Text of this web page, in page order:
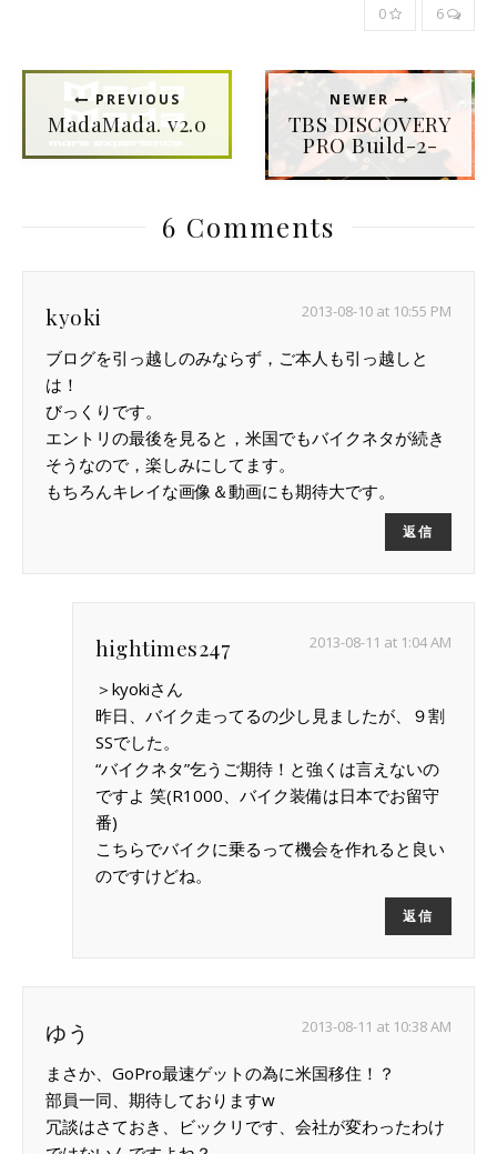
0 6
PREVIOUS
MadaMada. v2.0
NEWER
TBS DISCOVERY
PRO Build-2-
6 Comments
kyoki 2013-08-10 at 10:55 PM
ブログを引っ越しのみならず，ご本人も引っ越しと
は！
びっくりです。
エントリの最後を見ると，米国でもバイクネタが続き
そうなので，楽しみにしてます。
もちろんキレイな画像＆動画にも期待大です。
返信
hightimes247 2013-08-11 at 1:04 AM
＞kyokiさん
昨日、バイク走ってるの少し見ましたが、９割
SSでした。
“バイクネタ”乞うご期待！と強くは言えないの
ですよ 笑(R1000、バイク装備は日本でお留守
番)
こちらでバイクに乗るって機会を作れると良い
のですけどね。
返信
ゆう 2013-08-11 at 10:38 AM
まさか、GoPro最速ゲットの為に米国移住！？
部員一同、期待しておりますw
冗談はさておき、ビックリです、会社が変わったわけ